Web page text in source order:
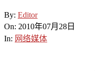
By: Editor
On: 2010年07月28日
In: 网络媒体